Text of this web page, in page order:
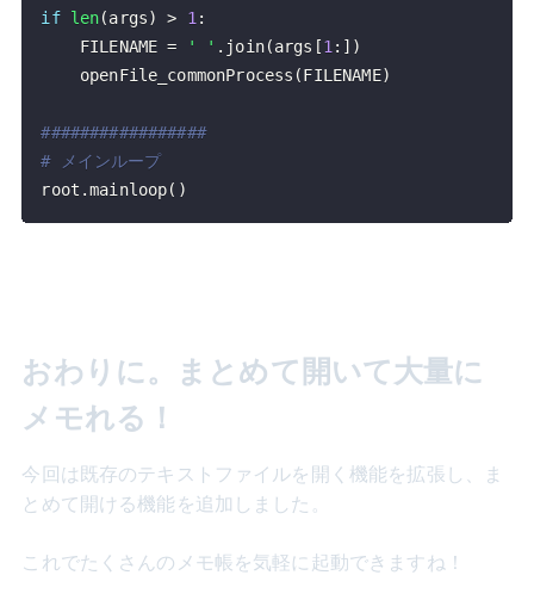
if len(args) > 1 :
    FILENAME
= ' ' . join(args [1 : ] )
    openFile_commonProcess
(FILENAME)
#################
# メインループ
root .mainloop( )
おわりに。まとめて開いて大量に
メモれる！
今回は既存のテキストファイルを開く機能を拡張し、ま
とめて開ける機能を追加しました。
これでたくさんのメモ帳を気軽に起動できますね！